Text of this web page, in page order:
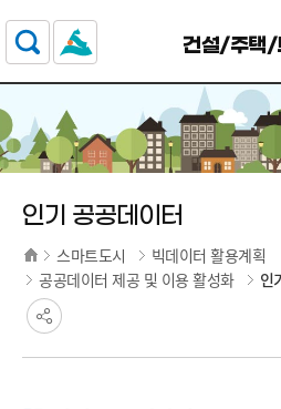
주요 메뉴로 건너뛰기
본문으로가기
건설/주택/
인기 공공데이터
스마트도시
빅데이터 활용계획
공공데이터 제공 및 이용 활성화
인